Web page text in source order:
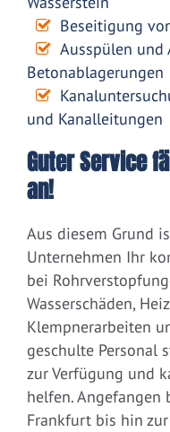
Beseitigung
Ausspülen und
Betonablagerungen
und Kanalleitungen
Guter Service
an!
Aus diesem Grund
Unternehmen Ihr
bei
Wasserschäden,
Klempnerarbeiten
geschulte Personal
zur Verfügung und
helfen. Angefangen
Frankfurt bis hin